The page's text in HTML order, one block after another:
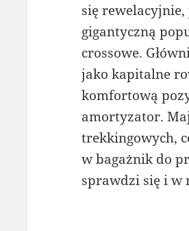
się
gigantyczną
crossowe.
jako kapitalne
komfortową
amortyzator.
trekkingowych,
w bagażnik do
sprawdzi się i w